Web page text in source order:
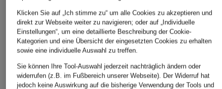
Klicken Sie auf „Ich stimme zu“ um alle Cookies zu akzeptieren und
direkt zur Webseite weiter zu navigieren; oder auf „Individuelle
Einstellungen“, um eine detaillierte Beschreibung der Cookie-
Kategorien und eine Übersicht der eingesetzten Cookies zu erhalten
sowie eine individuelle Auswahl zu treffen.
Sie können Ihre Tool-Auswahl jederzeit nachträglich ändern oder
widerrufen (z.B. im Fußbereich unserer Webseite). Der Widerruf hat
jedoch keine Auswirkung auf die bisherige Verwendung der Tools und